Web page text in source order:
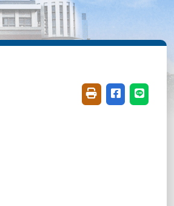
友善列印(開新視窗)
分享至臉書(
分享至